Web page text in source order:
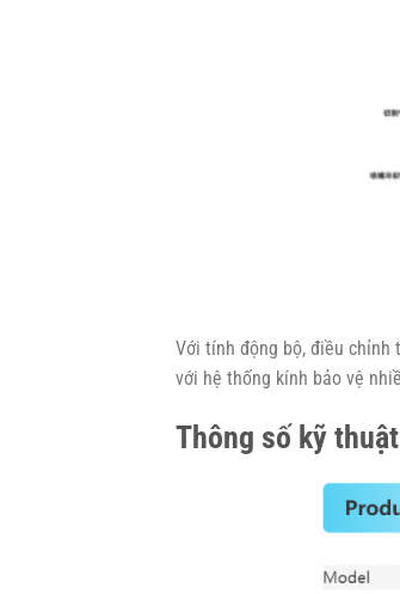
Với tính động bộ, điều chỉnh
với hệ thống kính bảo vệ
Thông số kỹ